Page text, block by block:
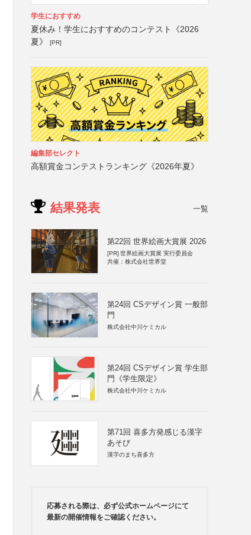
学生におすすめ
夏休み！学生におすすめのコンテスト《2026
夏》
[PR]
編集部セレクト
高額賞金コンテストランキング《2026年夏》
結果発表 一覧
第22回 世界絵画大賞展 2026
[PR] 世界絵画大賞展 実行委員会
共催：株式会社世界堂
第24回 CSデザイン賞 一般部
門
株式会社中川ケミカル
第24回 CSデザイン賞 学生部
門《学生限定》
株式会社中川ケミカル
第71回 喜多方発感じる漢字
あそび
漢字のまち喜多方
応募される際は、必ず公式ホームページにて
最新の開催情報をご確認ください。